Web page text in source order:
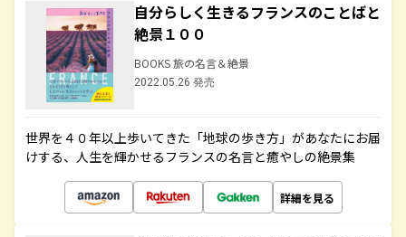
自分らしく生きるフランスのことばと
絶景１００
BOOKS 旅の名言＆絶景
2022.05.26 発売
世界を４０年以上歩いてきた「地球の歩き方」があなたにお届
けする、人生を輝かせるフランスの名言と癒やしの絶景集
詳細を見る